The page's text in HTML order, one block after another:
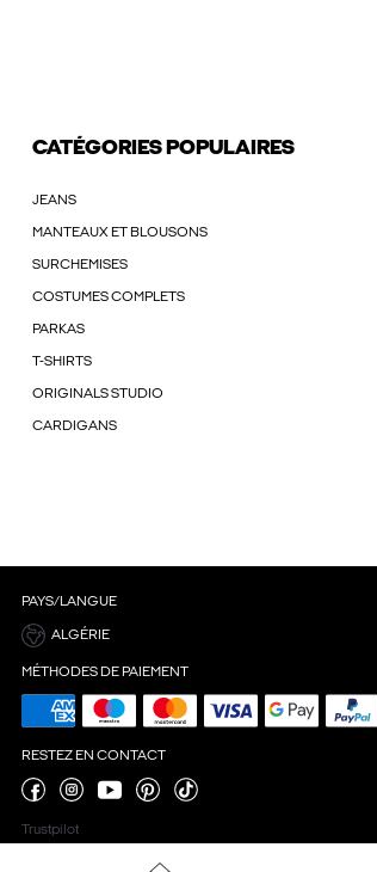
CATÉGORIES POPULAIRES
JEANS
MANTEAUX ET BLOUSONS
SURCHEMISES
COSTUMES COMPLETS
PARKAS
T-SHIRTS
ORIGINALS STUDIO
CARDIGANS
PAYS/LANGUE
ALGÉRIE
MÉTHODES DE PAIEMENT
RESTEZ EN CONTACT
Trustpilot